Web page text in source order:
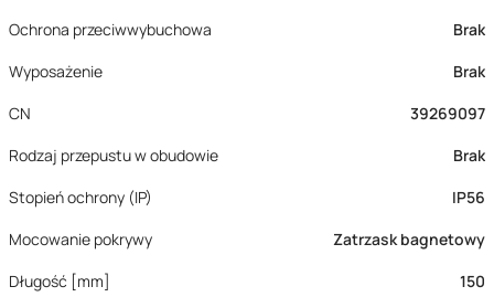
Ochrona przeciwwybuchowa
Brak
Wyposażenie
Brak
CN
39269097
Rodzaj przepustu w obudowie
Brak
Stopień ochrony (IP)
IP56
Mocowanie pokrywy
Zatrzask bagnetowy
Długość [mm]
150